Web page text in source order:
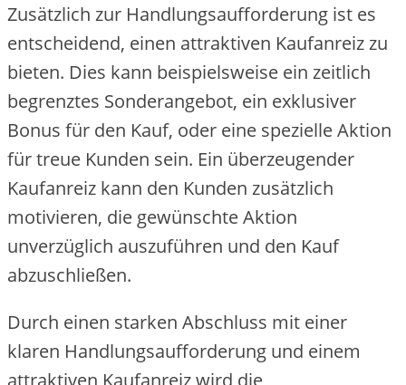
Zusätzlich zur Handlungsaufforderung ist es
entscheidend, einen attraktiven Kaufanreiz zu
bieten. Dies kann beispielsweise ein zeitlich
begrenztes Sonderangebot, ein exklusiver
Bonus für den Kauf, oder eine spezielle Aktion
für treue Kunden sein. Ein überzeugender
Kaufanreiz kann den Kunden zusätzlich
motivieren, die gewünschte Aktion
unverzüglich auszuführen und den Kauf
abzuschließen.
Durch einen starken Abschluss mit einer
klaren Handlungsaufforderung und einem
attraktiven Kaufanreiz wird die